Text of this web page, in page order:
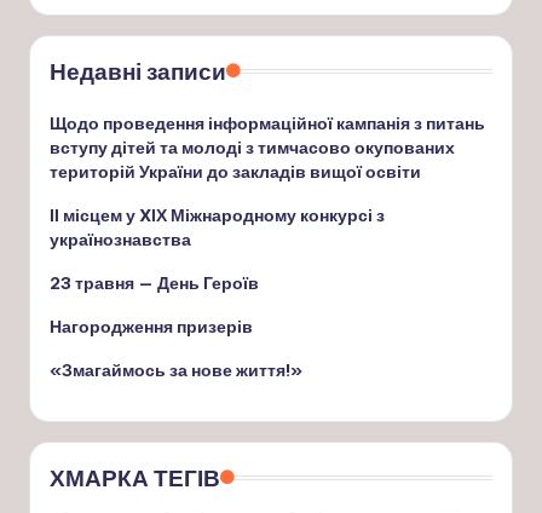
Недавні записи
Щодо проведення інформаційної кампанія з питань
вступу дітей та молоді з тимчасово окупованих
територій України до закладів вищої освіти
ІІ місцем у XІХ Міжнародному конкурсі з
українознавства
23 травня — День Героїв
Нагородження призерів
«Змагаймось за нове життя!»
ХМАРКА ТЕГІВ